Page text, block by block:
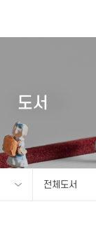
도서
전체도서